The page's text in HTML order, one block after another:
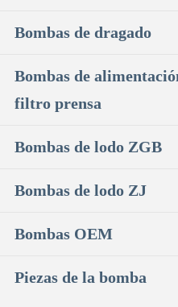
Bombas de dragado
Bombas de
filtro prensa
Bombas de lodo ZGB
Bombas de lodo ZJ
Bombas OEM
Piezas de la bomba